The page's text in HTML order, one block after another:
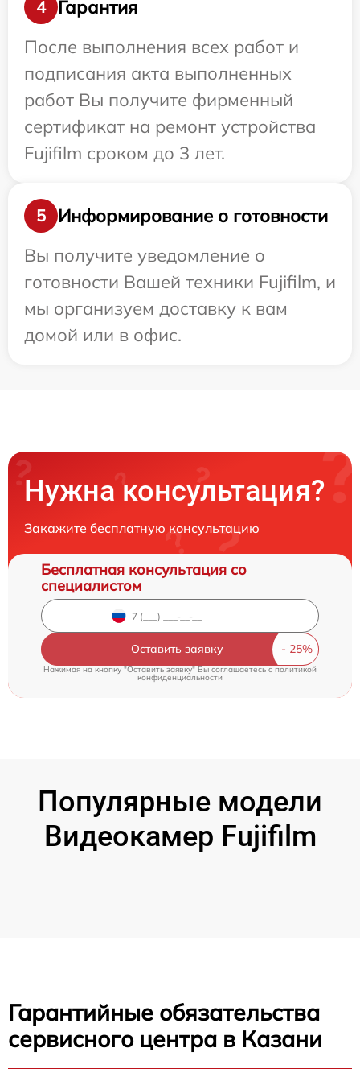
4
Гарантия
После выполнения всех работ и
подписания акта выполненных
работ Вы получите фирменный
сертификат на ремонт устройства
Fujifilm сроком до 3 лет.
5
Информирование о готовности
Вы получите уведомление о
готовности Вашей техники Fujifilm, и
мы организуем доставку к вам
домой или в офис.
Нужна консультация?
Закажите бесплатную консультацию
Бесплатная консультация со
специалистом
Оставить заявку
Нажимая на кнопку "Оставить заявку" Вы соглашаетесь c политикой
конфиденциальности
Популярные модели
Видеокамер Fujifilm
Гарантийные обязательства
сервисного центра в Казани